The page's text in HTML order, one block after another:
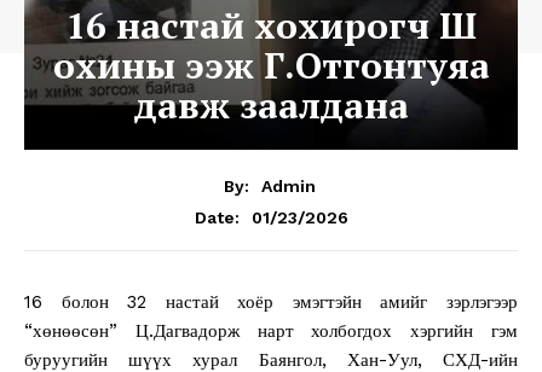
16 настай хохирогч Ш
охины ээж Г.Отгонтуяа
давж заалдана
By:
Admin
Date:
01/23/2026
16 болон 32 настай хоёр эмэгтэйн амийг зэрлэгээр
“хөнөөсөн” Ц.Дагвадорж нарт холбогдох хэргийн гэм
буруугийн шүүх хурал Баянгол, Хан-Уул, СХД-ийн